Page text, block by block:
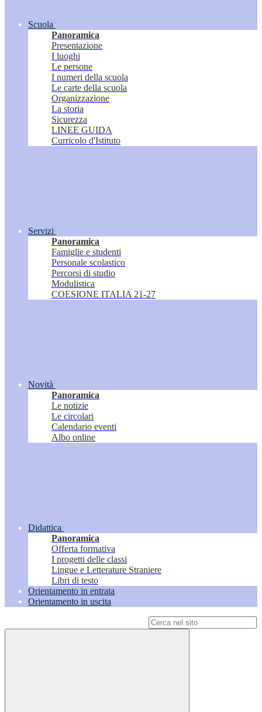
Scuola
Panoramica
Presentazione
I luoghi
Le persone
I numeri della scuola
Le carte della scuola
Organizzazione
La storia
Sicurezza
LINEE GUIDA
Curricolo d'Istituto
Servizi
Panoramica
Famiglie e studenti
Personale scolastico
Percorsi di studio
Modulistica
COESIONE ITALIA 21-27
Novità
Panoramica
Le notizie
Le circolari
Calendario eventi
Albo online
Didattica
Panoramica
Offerta formativa
I progetti delle classi
Lingue e Letterature Straniere
Libri di testo
Orientamento in entrata
Orientamento in uscita